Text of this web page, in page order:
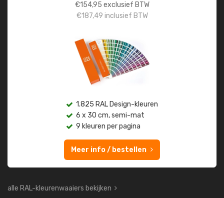
€154,95 exclusief BTW
€187,49 inclusief BTW
1.825 RAL Design-kleuren
6 x 30 cm, semi-mat
9 kleuren per pagina
Meer info / bestellen
alle RAL-kleurenwaaiers bekijken